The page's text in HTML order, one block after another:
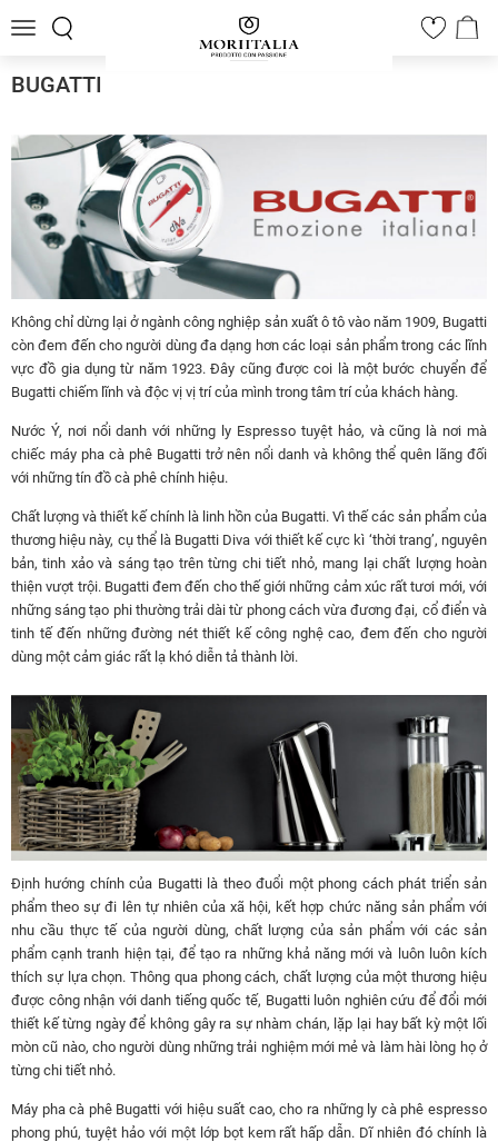
Toggle
0
BUGATTI
Không chỉ dừng lại ở ngành công nghiệp sản xuất ô tô vào năm 1909, Bugatti
còn đem đến cho người dùng đa dạng hơn các loại sản phẩm trong các lĩnh
vực đồ gia dụng từ năm 1923. Đây cũng được coi là một bước chuyển để
Bugatti chiếm lĩnh và độc vị vị trí của mình trong tâm trí của khách hàng.
Nước Ý, nơi nổi danh với những ly Espresso tuyệt hảo, và cũng là nơi mà
chiếc máy pha cà phê Bugatti trở nên nổi danh và không thể quên lãng đối
với những tín đồ cà phê chính hiệu.
Chất lượng và thiết kế chính là linh hồn của Bugatti. Vì thế các sản phẩm của
thương hiệu này, cụ thể là Bugatti Diva với thiết kế cực kì ‘thời trang’, nguyên
bản, tinh xảo và sáng tạo trên từng chi tiết nhỏ, mang lại chất lượng hoàn
thiện vượt trội. Bugatti đem đến cho thế giới những cảm xúc rất tươi mới, với
những sáng tạo phi thường trải dài từ phong cách vừa đương đại, cổ điển và
tinh tế đến những đường nét thiết kế công nghệ cao, đem đến cho người
dùng một cảm giác rất lạ khó diễn tả thành lời.
Định hướng chính của Bugatti là theo đuổi một phong cách phát triển sản
phẩm theo sự đi lên tự nhiên của xã hội, kết hợp chức năng sản phẩm với
nhu cầu thực tế của người dùng, chất lượng của sản phẩm với các sản
phẩm cạnh tranh hiện tại, để tạo ra những khả năng mới và luôn luôn kích
thích sự lựa chọn. Thông qua phong cách, chất lượng của một thương hiệu
được công nhận với danh tiếng quốc tế, Bugatti luôn nghiên cứu để đổi mới
thiết kế từng ngày để không gây ra sự nhàm chán, lặp lại hay bất kỳ một lối
mòn cũ nào, cho người dùng những trải nghiệm mới mẻ và làm hài lòng họ ở
từng chi tiết nhỏ.
Máy pha cà phê Bugatti với hiệu suất cao, cho ra những ly cà phê espresso
phong phú, tuyệt hảo với một lớp bọt kem rất hấp dẫn. Dĩ nhiên đó chính là